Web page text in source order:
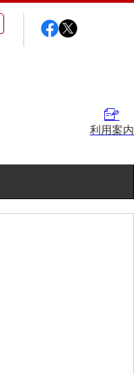
利用案内